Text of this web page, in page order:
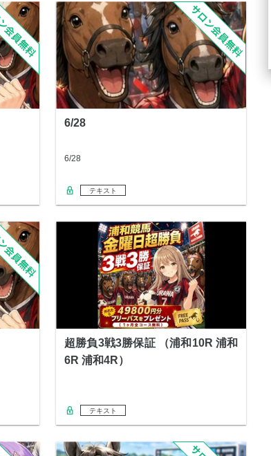
6/28
6/28
テキスト
超勝負3戦3勝保証 （浦和10R 浦和
6R 浦和4R）
テキスト